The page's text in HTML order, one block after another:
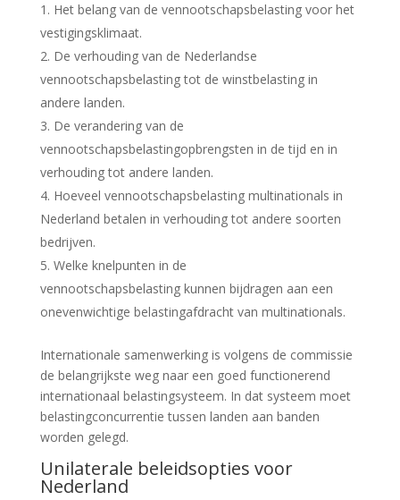
Het belang van de vennootschapsbelasting voor het
vestigingsklimaat.
De verhouding van de Nederlandse
vennootschapsbelasting tot de winstbelasting in
andere landen.
De verandering van de
vennootschapsbelastingopbrengsten in de tijd en in
verhouding tot andere landen.
Hoeveel vennootschapsbelasting multinationals in
Nederland betalen in verhouding tot andere soorten
bedrijven.
Welke knelpunten in de
vennootschapsbelasting kunnen bijdragen aan een
onevenwichtige belastingafdracht van multinationals.
Internationale samenwerking is volgens de commissie
de belangrijkste weg naar een goed functionerend
internationaal belastingsysteem. In dat systeem moet
belastingconcurrentie tussen landen aan banden
worden gelegd.
Unilaterale beleidsopties voor
Nederland